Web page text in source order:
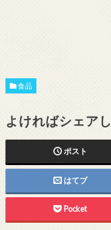
食品
よければシェア
ポスト
はてブ
Pocket